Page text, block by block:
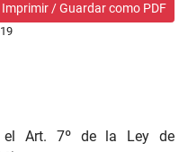
Imprimir / Guardar como PDF
el Art. 7º de la Ley de